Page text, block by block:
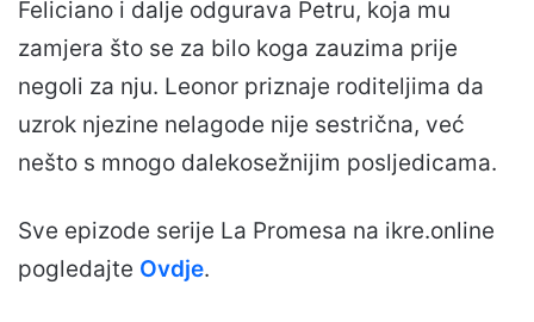
Feliciano i dalje odgurava Petru, koja mu
zamjera što se za bilo koga zauzima prije
negoli za nju. Leonor priznaje roditeljima da
uzrok njezine nelagode nije sestrična, već
nešto s mnogo dalekosežnijim posljedicama.
Sve epizode serije La Promesa na ikre.online
pogledajte Ovdje.